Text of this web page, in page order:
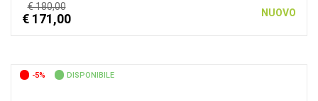
€ 180,00
€ 171,00 NUOVO
-5% DISPONIBILE